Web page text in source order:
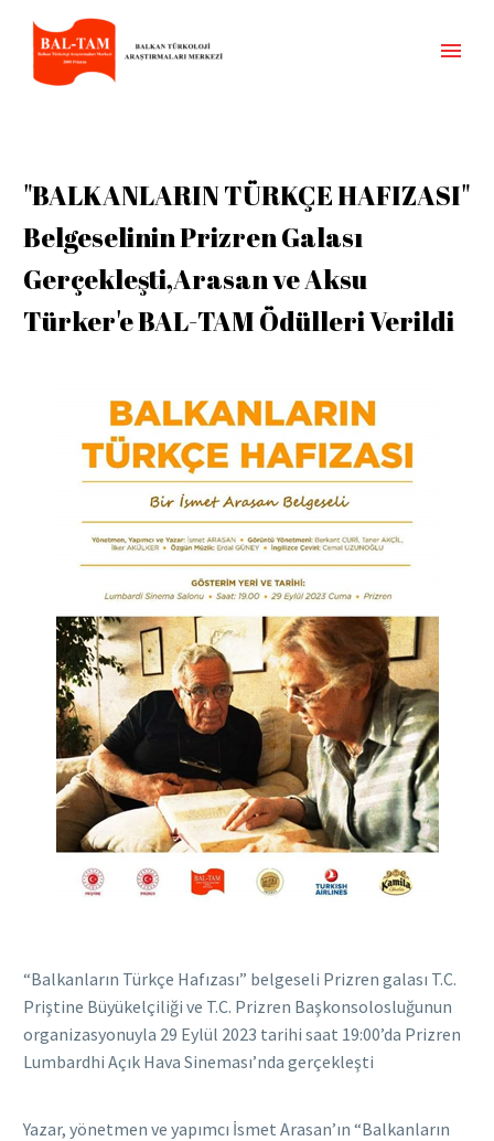
"BALKANLARIN TÜRKÇE HAFIZASI"
Belgeselinin Prizren Galası
Gerçekleşti,Arasan ve Aksu
Türker'e BAL-TAM Ödülleri Verildi
“Balkanların Türkçe Hafızası” belgeseli Prizren galası T.C.
Priştine Büyükelçiliği ve T.C. Prizren Başkonsolosluğunun
organizasyonuyla 29 Eylül 2023 tarihi saat 19:00’da Prizren
Lumbardhi Açık Hava Sineması’nda gerçekleşti
Yazar, yönetmen ve yapımcı İsmet Arasan’ın “Balkanların